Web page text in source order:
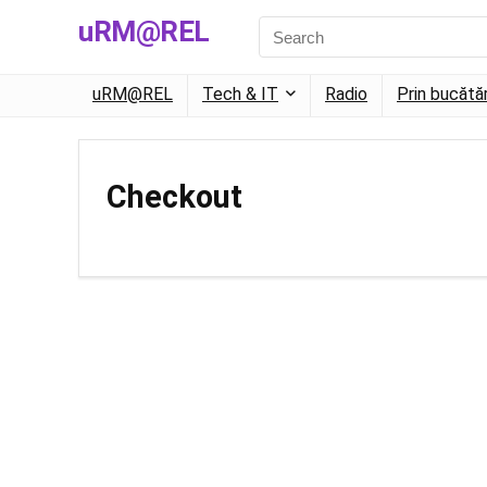
uRM@REL
uRM@REL Tech & IT Radio Prin
Checkout